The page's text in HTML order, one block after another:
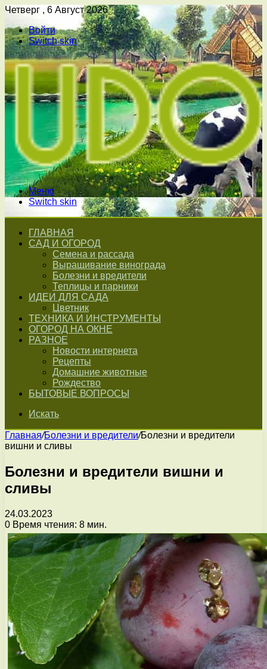
Четверг , 6 Август 2026
Войти
Switch skin
Меню
Switch skin
ГЛАВНАЯ
САД И ОГОРОД
Семена и рассада
Выращивание винограда
Болезни и вредители
Теплицы и парники
ИДЕИ ДЛЯ САДА
Цветник
ТЕХНИКА И ИНСТРУМЕНТЫ
ОГОРОД НА ОКНЕ
РАЗНОЕ
Новости интернета
Рецепты
Домашние животные
Рождество
БЫТОВЫЕ ВОПРОСЫ
Искать
Главная/Болезни и вредители/Болезни и вредители
вишни и сливы
Болезни и вредители вишни и
сливы
24.03.2023
0 Время чтения: 8 мин.